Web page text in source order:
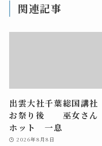
関連記事
出雲大社千葉総国講社
お祭り後 巫女さん
ホット 一息
2026年8月8日